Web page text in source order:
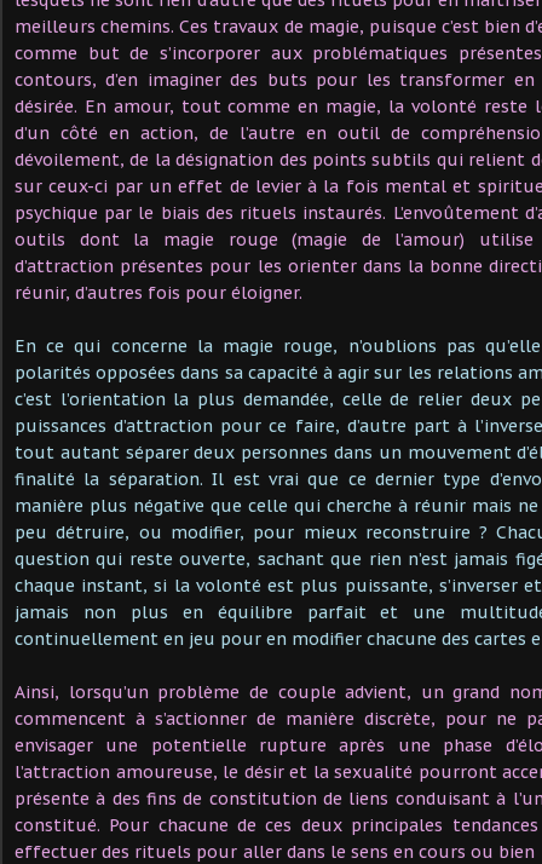
meilleurs chemins. Ces travaux de magie, puisque c’est bien
comme but de s’incorporer aux problématiques
contours, d’en imaginer des buts pour les transformer
désirée. En amour, tout comme en magie, la volonté
d’un côté en action, de l’autre en outil de
dévoilement, de la désignation des points subtils qui relient
sur ceux-ci par un effet de levier à la fois mental et
psychique par le biais des rituels instaurés. L’envoûtement
outils dont la magie rouge (magie de l’amour) utilise
d’attraction présentes pour les orienter dans la bonne
réunir, d’autres fois pour éloigner.
En ce qui concerne la magie rouge, n’oublions pas
polarités opposées dans sa capacité à agir sur les relations
c’est l’orientation la plus demandée, celle de relier deux
puissances d’attraction pour ce faire, d’autre part à
tout autant séparer deux personnes dans un mouvement
finalité la séparation. Il est vrai que ce dernier type
manière plus négative que celle qui cherche à réunir mais
peu détruire, ou modifier, pour mieux reconstruire ?
question qui reste ouverte, sachant que rien n’est jamais
chaque instant, si la volonté est plus puissante, s’inverser
jamais non plus en équilibre parfait et une
continuellement en jeu pour en modifier chacune des cartes
Ainsi, lorsqu’un problème de couple advient, un grand
commencent à s’actionner de manière discrète, pour ne
envisager une potentielle rupture après une phase
l’attraction amoureuse, le désir et la sexualité pourront
présente à des fins de constitution de liens conduisant à
constitué. Pour chacune de ces deux principales
effectuer des rituels pour aller dans le sens en cours ou bien